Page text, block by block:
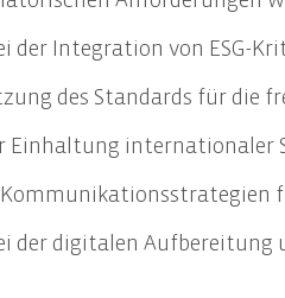
der Integration von ESG-
des Standards für
Einhaltung internationaler
der digitalen Aufbereitung